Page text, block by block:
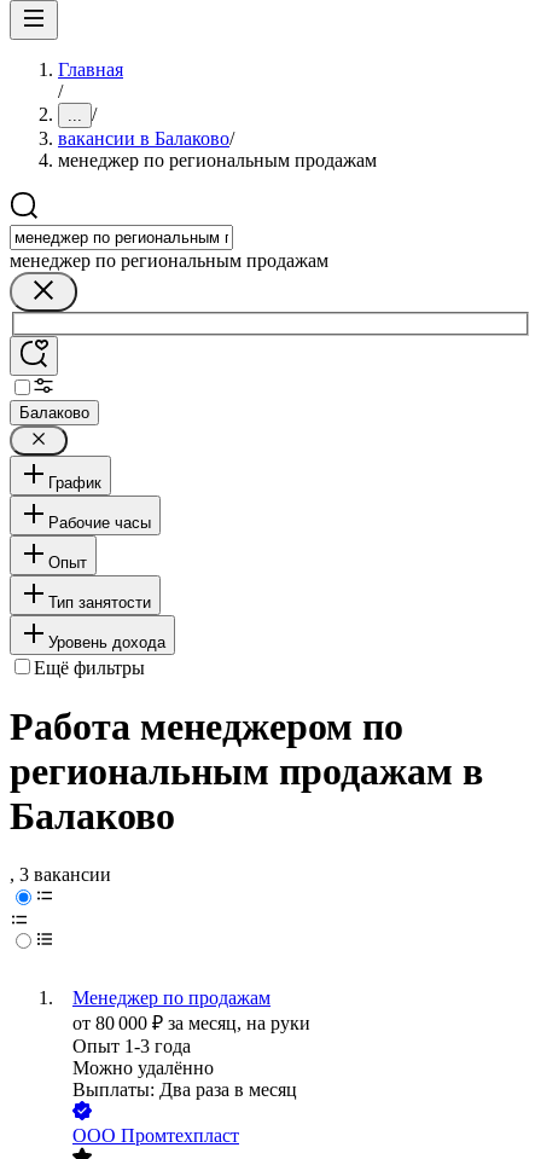
Главная
/
... /
вакансии в Балаково/
менеджер по региональным продажам
менеджер по региональным продажам
Балаково
График
Рабочие часы
Опыт
Тип занятости
Уровень дохода
Ещё фильтры
Работа менеджером по
региональным продажам в
Балаково
, 3 вакансии
Менеджер по продажам
от 80 000 ₽ за месяц, на руки
Опыт 1-3 года
Можно удалённо
Выплаты: Два раза в месяц
ООО Промтехпласт